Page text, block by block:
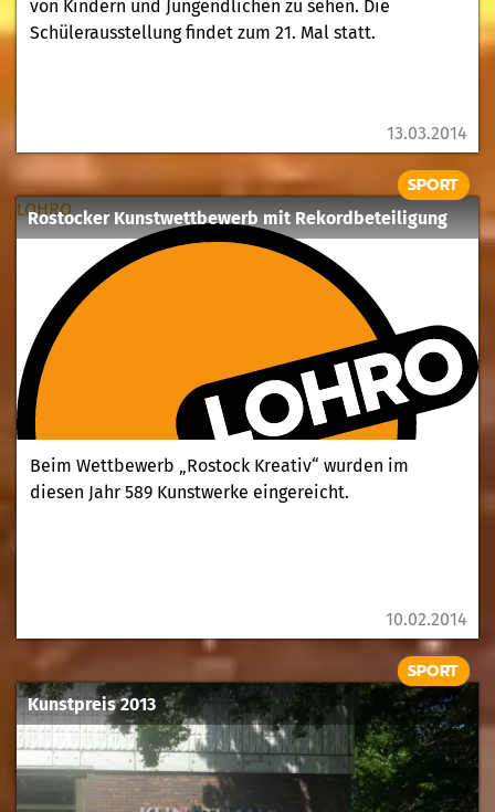
von Kindern und Jungendlichen zu sehen. Die
Schülerausstellung findet zum 21. Mal statt.
13.03.2014
LOHRO
Rostocker Kunstwettbewerb mit Rekordbeteiligung
SPORT
Beim Wettbewerb „Rostock Kreativ“ wurden im
diesen Jahr 589 Kunstwerke eingereicht.
10.02.2014
Kunstpreis 2013
SPORT